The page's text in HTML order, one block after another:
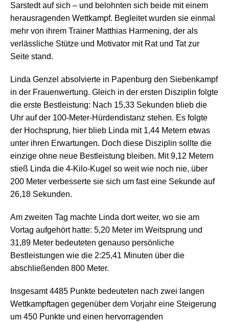
Sarstedt auf sich – und belohnten sich beide mit einem
herausragenden Wettkampf. Begleitet wurden sie einmal
mehr von ihrem Trainer Matthias Harmening, der als
verlässliche Stütze und Motivator mit Rat und Tat zur
Seite stand.
Linda Genzel absolvierte in Papenburg den Siebenkampf
in der Frauenwertung. Gleich in der ersten Disziplin folgte
die erste Bestleistung: Nach 15,33 Sekunden blieb die
Uhr auf der 100-Meter-Hürdendistanz stehen. Es folgte
der Hochsprung, hier blieb Linda mit 1,44 Metern etwas
unter ihren Erwartungen. Doch diese Disziplin sollte die
einzige ohne neue Bestleistung bleiben. Mit 9,12 Metern
stieß Linda die 4-Kilo-Kugel so weit wie noch nie, über
200 Meter verbesserte sie sich um fast eine Sekunde auf
26,18 Sekunden.
Am zweiten Tag machte Linda dort weiter, wo sie am
Vortag aufgehört hatte: 5,20 Meter im Weitsprung und
31,89 Meter bedeuteten genauso persönliche
Bestleistungen wie die 2:25,41 Minuten über die
abschließenden 800 Meter.
Insgesamt 4485 Punkte bedeuteten nach zwei langen
Wettkampftagen gegenüber dem Vorjahr eine Steigerung
um 450 Punkte und einen hervorragenden